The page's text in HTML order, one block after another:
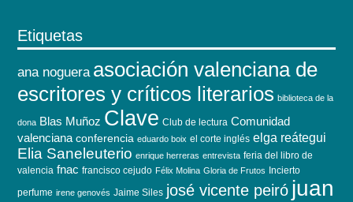
Etiquetas
ana noguera asociación valenciana de
escritores y críticos literarios biblioteca de la
dona Blas Muñoz Clave Club de lectura Comunidad
valenciana conferencia eduardo boix el corte inglés elga reátegui
Elia Saneleuterio enrique herreras entrevista feria del libro de
valencia fnac francisco cejudo Félix Molina Gloria de Frutos Incierto
perfume irene genovés Jaime Siles josé vicente peiró juan